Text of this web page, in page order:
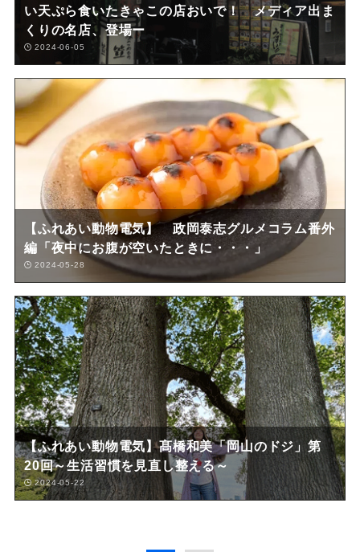
い天ぷら食いたきゃこの店おいで！ メディア出ま
くりの名店、登場ー
2024-06-05
【ふれあい動物電気】 政岡泰志グルメコラム番外
編「夜中にお腹が空いたときに・・・」
2024-05-28
【ふれあい動物電気】髙橋和美「岡山のドジ」第
20回～生活習慣を見直し整える～
2024-05-22